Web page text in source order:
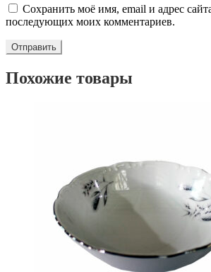
Сохранить моё имя, email и адрес
последующих моих комментариев.
Похожие товары